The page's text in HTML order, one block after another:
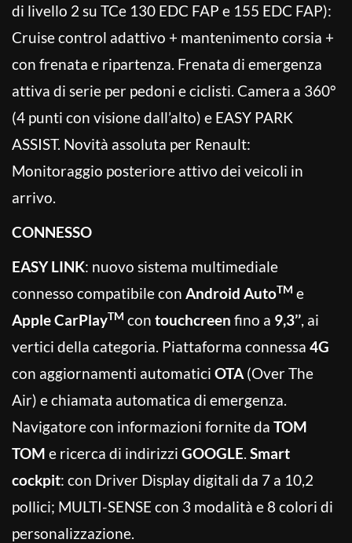
di livello 2 su TCe 130 EDC FAP e 155 EDC FAP):
Cruise control adattivo + mantenimento corsia +
con frenata e ripartenza. Frenata di emergenza
attiva di serie per pedoni e ciclisti. Camera a 360°
(4 punti con visione dall’alto) e EASY PARK
ASSIST. Novità assoluta per Renault:
Monitoraggio posteriore attivo dei veicoli in
arrivo.
CONNESSO
EASY LINK: nuovo sistema multimediale
connesso compatibile con Android AutoTM e
Apple CarPlayTM con touchcreen fino a 9,3’’, ai
vertici della categoria. Piattaforma connessa 4G
con aggiornamenti automatici OTA (Over The
Air) e chiamata automatica di emergenza.
Navigatore con informazioni fornite da TOM
TOM e ricerca di indirizzi GOOGLE. Smart
cockpit: con Driver Display digitali da 7 a 10,2
pollici; MULTI-SENSE con 3 modalità e 8 colori di
personalizzazione.